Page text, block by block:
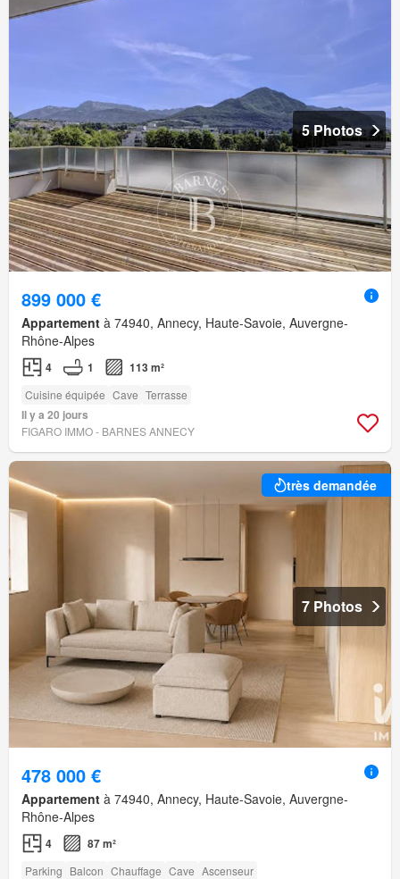
5 Photos
899 000 €
Appartement à 74940, Annecy, Haute-Savoie, Auvergne-
Rhône-Alpes
4 1 113 m²
Cuisine équipée Cave Terrasse
Il y a 20 jours
FIGARO IMMO - BARNES ANNECY
très demandée
7 Photos
478 000 €
Appartement à 74940, Annecy, Haute-Savoie, Auvergne-
Rhône-Alpes
4 87 m²
Parking Balcon Chauffage Cave Ascenseur